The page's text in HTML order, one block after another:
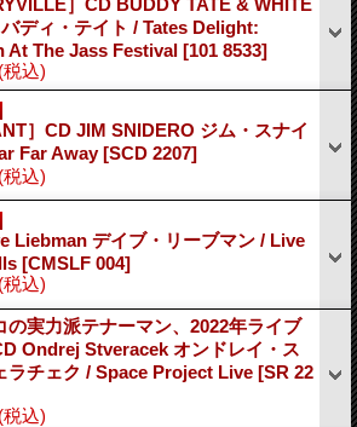
ディ・テイト / Tates Delight:
At The Jass Festival [101 8533]
(税込)
］CD JIM SNIDERO ジム・スナイ
Far Away[SCD 2207]
(税込)
Liebman デイブ・リーブマン / Live
[CMSLF 004]
(税込)
の実力派テナーマン、2022年ライブ
Ondrej Stveracek オンドレイ・ス
ラチェク / Space Project Live [SR 22
(税込)